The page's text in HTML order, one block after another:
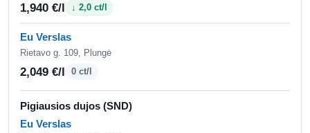
1,940 €/l ↓ 2,0 ct/l
Eu Verslas
Rietavo g. 109, Plungė
2,049 €/l 0 ct/l
Pigiausios dujos (SND)
Eu Verslas